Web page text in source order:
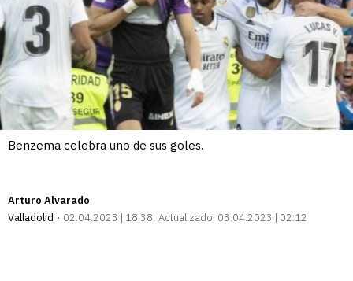
Benzema celebra uno de sus goles.
Arturo Alvarado
Valladolid
02.04.2023 | 18:38 Actualizado: 03.04.2023 | 02:12